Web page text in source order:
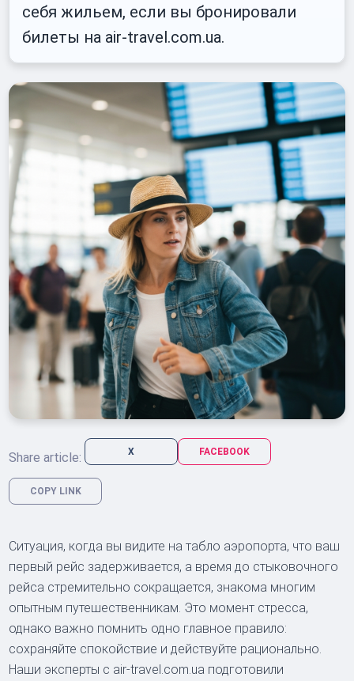
себя жильем, если вы бронировали
билеты на air-travel.com.ua.
Share article: X FACEBOOK
COPY LINK
Ситуация, когда вы видите на табло аэропорта, что ваш
первый рейс задерживается, а время до стыковочного
рейса стремительно сокращается, знакома многим
опытным путешественникам. Это момент стресса,
однако важно помнить одно главное правило:
сохраняйте спокойствие и действуйте рационально.
Наши эксперты с air-travel.com.ua подготовили